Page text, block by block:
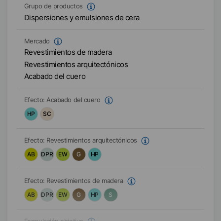
Grupo de productos
Dispersiones y emulsiones de cera
Mercado
Revestimientos de madera
Revestimientos arquitectónicos
Acabado del cuero
Efecto:Acabado del cuero
HP
SC
Efecto: Revestimientos arquitectónicos
AB
DPR EW G HP
Efecto: Revestimientos de madera
AB
DPR EW G HP S